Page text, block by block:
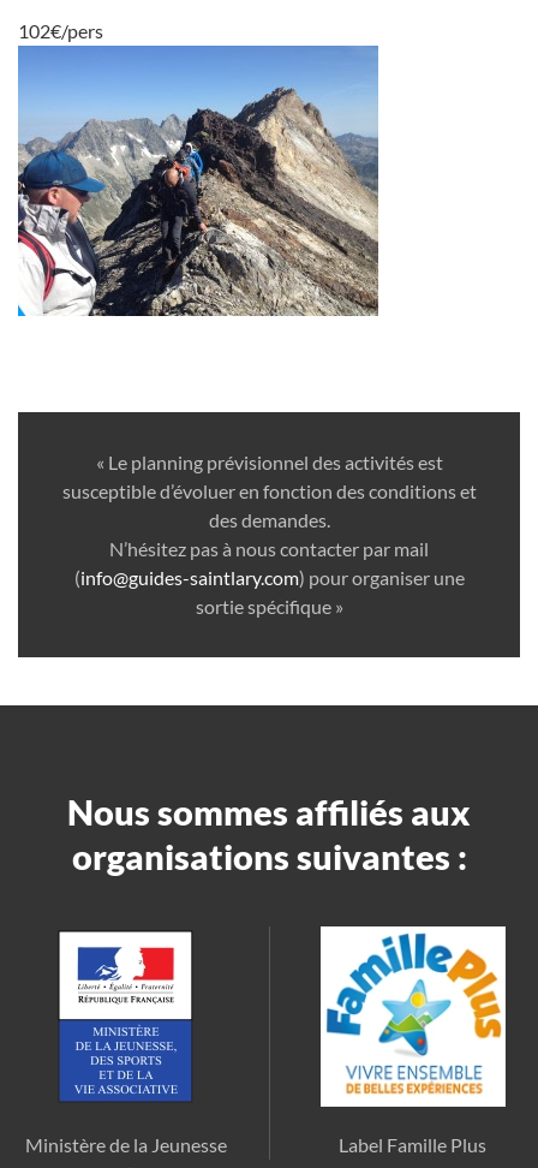
102€/pers
« Le planning prévisionnel des activités est
susceptible d’évoluer en fonction des conditions et
des demandes.
N’hésitez pas à nous contacter par mail
(info@guides-saintlary.com) pour organiser une
sortie spécifique »
Nous sommes affiliés aux
organisations suivantes :
Ministère de la Jeunesse
Label Famille Plus